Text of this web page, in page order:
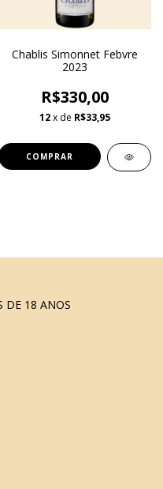
Chablis Simonnet Febvre
2023
R$330,00
12x de R$33,95
DE 18 ANOS